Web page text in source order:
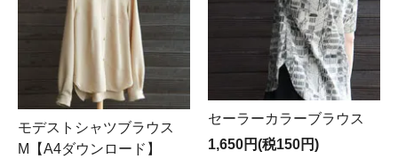
モデストシャツブラウス
M【A4ダウンロード】
セーラーカラーブラウス
1,650円(税150円)